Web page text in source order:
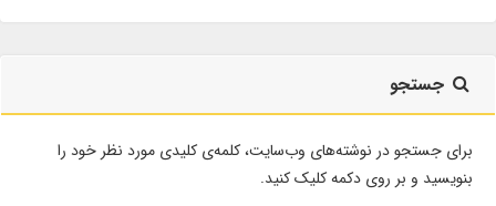
جستجو
برای جستجو در نوشته‌های وب‌سایت، کلمه‌ی کلیدی مورد نظر خود را
بنویسید و بر روی دکمه کلیک کنید.